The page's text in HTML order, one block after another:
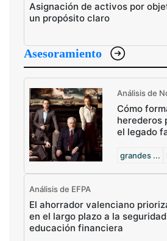
Asignación de activos por
un propósito claro
Asesoramiento
Análisis de
Cómo
herederos
el legado
grandes ...
Análisis de EFPA
El ahorrador valenciano
en el largo plazo a la
educación financiera